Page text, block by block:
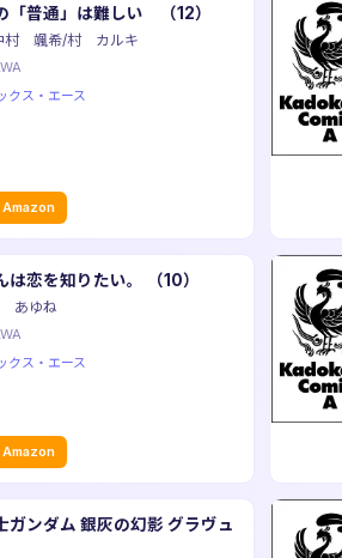
「普通」は難しい （12）
村 颯希/村 カルキ
クス・エース
Amazon
は恋を知りたい。 （10）
あゆね
クス・エース
Amazon
ガンダム 銀灰の幻影 グラヴュ